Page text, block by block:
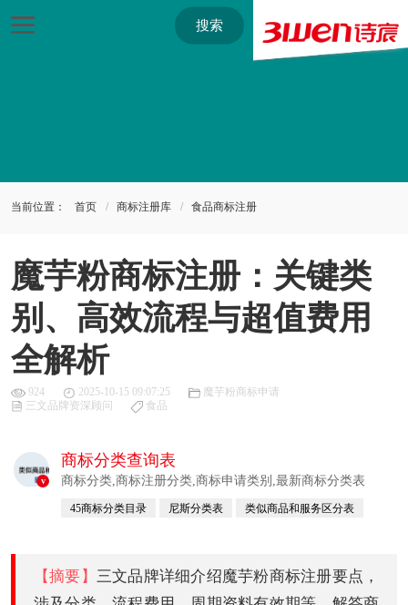
搜索
当前位置： 首页 商标注册库 食品商标注册
魔芋粉商标注册：关键类
别、高效流程与超值费用
全解析
924 2025-10-15 09:07:25
魔芋粉商标申请
三文品牌资深顾问
食品
v
商标分类查询表
商标分类,商标注册分类,商标申请类别,最新商标分类表
45商标分类目录 尼斯分类表 类似商品和服务区分表
【摘要】 三文品牌详细介绍魔芋粉商标注册要点，